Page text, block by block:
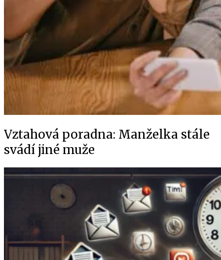
Vztahová poradna: Manželka stále
svádí jiné muže